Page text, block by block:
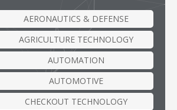
AERONAUTICS & DEFENSE
AGRICULTURE TECHNOLOGY
AUTOMATION
AUTOMOTIVE
CHECKOUT TECHNOLOGY